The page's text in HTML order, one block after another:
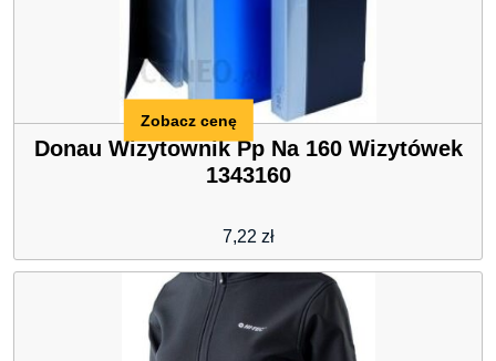
Donau Wizytownik Pp Na 160 Wizytówek
1343160
7,22 zł
Zobacz cenę